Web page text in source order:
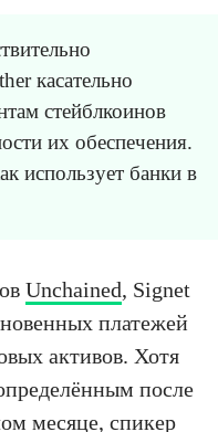
касательно
стейблкоинов
их обеспечения.
использует банки в
Unchained, Signet
платежей
активов. Хотя
после
месяце, спикер